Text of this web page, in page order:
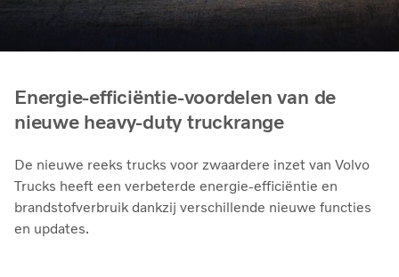
Energie-efficiëntie-voordelen van de
nieuwe heavy-duty truckrange
De nieuwe reeks trucks voor zwaardere inzet van Volvo
Trucks heeft een verbeterde energie-efficiëntie en
brandstofverbruik dankzij verschillende nieuwe functies
en updates.